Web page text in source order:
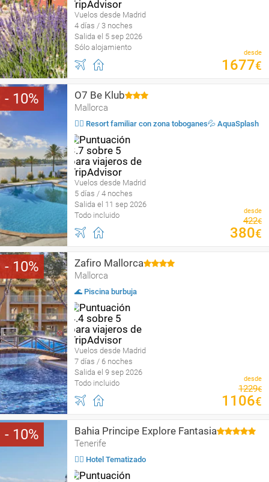
Vuelos desde Madrid
4 días / 3 noches
Salida el 5 sep 2026
Sólo alojamiento
desde
1677€
10 O7 Be Klub
Mallorca
🏄🏻 Resort familiar con zona toboganes💦 AquaSplash
Vuelos desde Madrid
5 días / 4 noches
Salida el 11 sep 2026
Todo incluido
desde
422€
380€
10 Zafiro Mallorca
Mallorca
🌊 Piscina burbuja
Vuelos desde Madrid
7 días / 6 noches
Salida el 9 sep 2026
Todo incluido
desde
1229€
1106€
10 Bahia Principe Explore Fantasia
Tenerife
🤹‍♀️ Hotel Tematizado